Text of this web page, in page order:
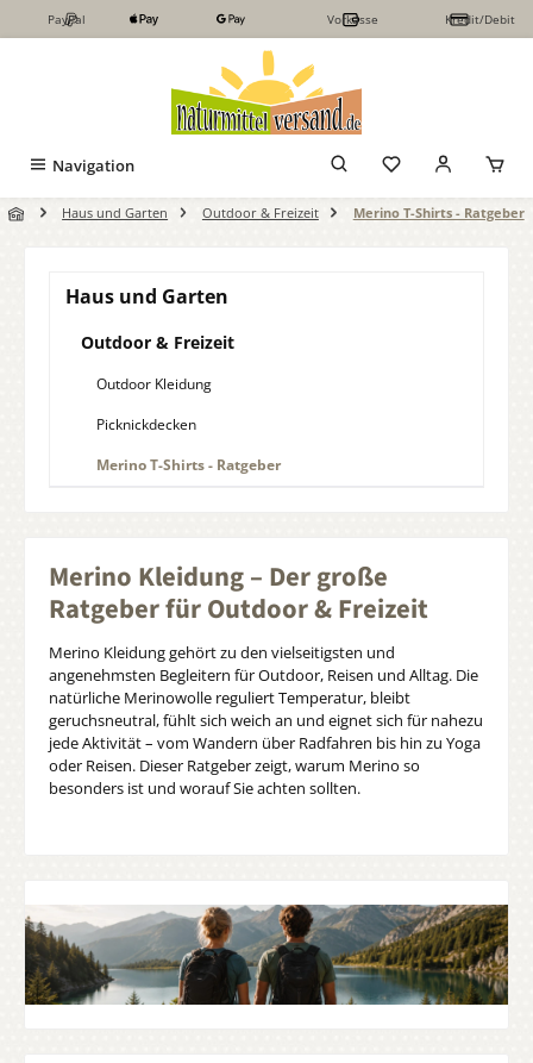
Zum Hauptinhalt springen
PayPal Vorkasse Kredit/Debit
Navigation
Haus und Garten Outdoor & Freizeit Merino T-Shirts - Ratgeber
Haus und Garten
Outdoor & Freizeit
Outdoor Kleidung
Picknickdecken
Merino T-Shirts - Ratgeber
Merino Kleidung – Der große
Ratgeber für Outdoor & Freizeit
Merino Kleidung gehört zu den vielseitigsten und
angenehmsten Begleitern für Outdoor, Reisen und Alltag. Die
natürliche Merinowolle reguliert Temperatur, bleibt
geruchsneutral, fühlt sich weich an und eignet sich für nahezu
jede Aktivität – vom Wandern über Radfahren bis hin zu Yoga
oder Reisen. Dieser Ratgeber zeigt, warum Merino so
besonders ist und worauf Sie achten sollten.